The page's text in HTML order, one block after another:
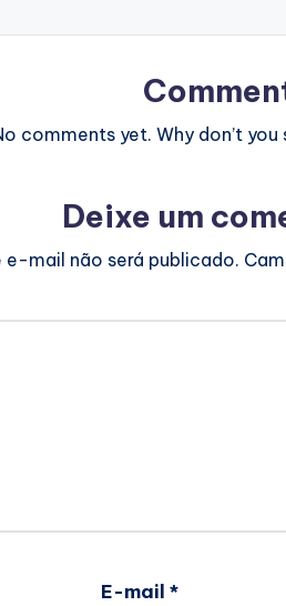
comments yet. Why don’t
Deixe um
e-mail não será publicado.
E-mail *